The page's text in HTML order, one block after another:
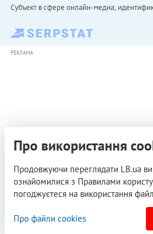
Субъект в сфере онлайн-медиа;
РЕКЛАМА
Про використання
Продовжуючи переглядати LB.ua
ознайомилися з Правилами
погоджуєтеся на використання
Про файли cookies